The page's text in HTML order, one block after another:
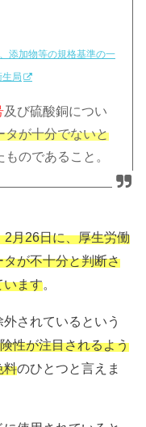
添加物等の規格基準の一
局
及び硫酸銅につい
タが十分でないと
のであること。
月26日に、厚生労働
が不十分と判断さ
います。
されているという
性が注目されるよう
料のひとつと言えま